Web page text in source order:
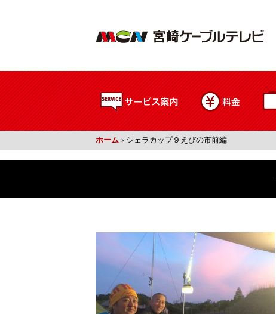
ホーム › シェラカップ９えびの市前編